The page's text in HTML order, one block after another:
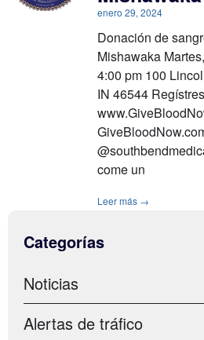
enero 29, 2024
Donación de
Mishawaka
4:00 pm 100
IN 46544
come un
Leer más →
Categorías
Noticias
Alertas de tráfico